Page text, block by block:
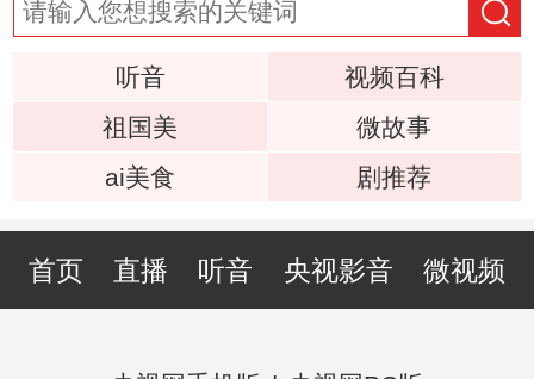
听音
视频百科
祖国美
微故事
ai美食
剧推荐
首页 直播 听音 央视影音 微视频